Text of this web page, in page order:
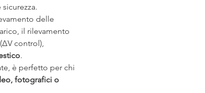
delle
il rilevamento
control),
.
è perfetto per chi
fotografici o